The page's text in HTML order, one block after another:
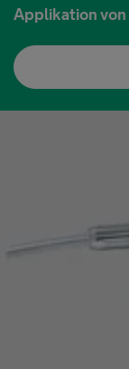
Applikation von